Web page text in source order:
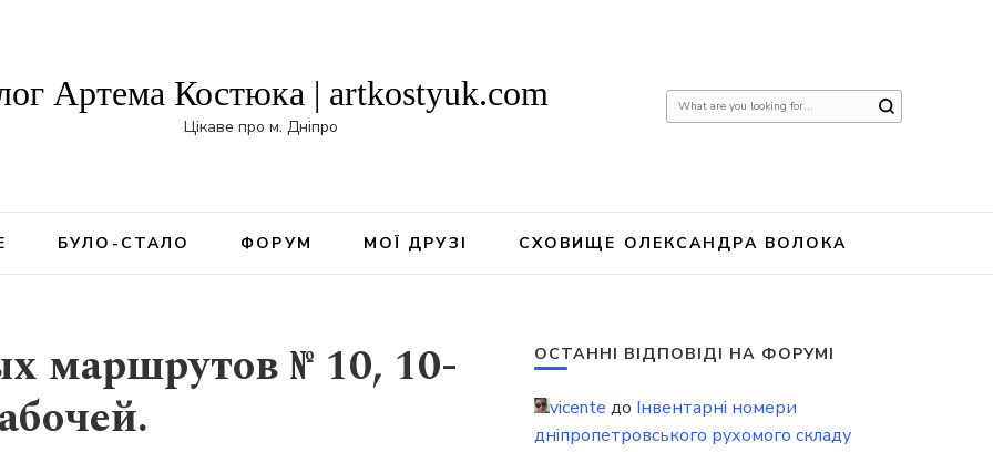
Артема Костюка | artkostyuk.com
Цікаве про м. Дніпро
Шукаєте
щось?
БУЛО-СТАЛО ФОРУМ МОЇ ДРУЗІ СХОВИЩЕ ОЛЕКСАНДРА ВОЛОКА
маршрутов № 10, 10-
ОСТАННІ ВІДПОВІДІ НА ФОРУМІ
vicente до Інвентарні номери
дніпропетровського рухомого складу